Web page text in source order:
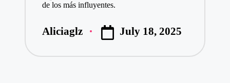
de los más influyentes.
Posted
Aliciaglz July 18, 2025